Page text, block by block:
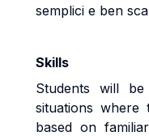
semplici e ben
Skills
Students will
situations where
based on